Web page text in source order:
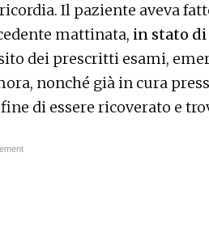
Il paziente aveva
mattinata, in stato di
dei prescritti esami,
nonché già in cura
di essere ricoverato e